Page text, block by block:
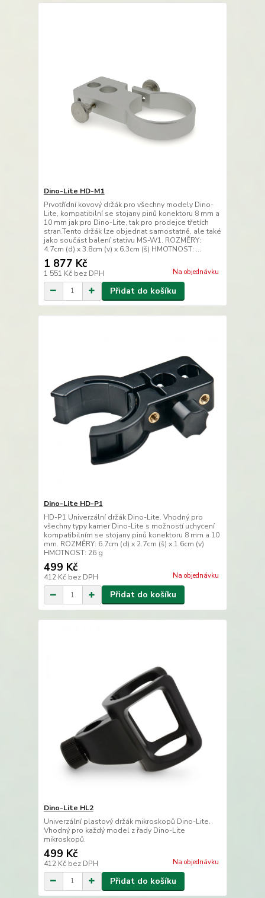
Dino-Lite HD-M1
Prvotřídní kovový držák pro všechny modely Dino-
Lite, kompatibilní se stojany pinů konektoru 8 mm a
10 mm jak pro Dino-Lite, tak pro prodejce třetích
stran.Tento držák lze objednat samostatně, ale také
jako součást balení stativu MS-W1. ROZMĚRY:
4.7cm (d) x 3.8cm (v) x 6.3cm (š) HMOTNOST: ...
1 877 Kč
1 551 Kč bez DPH Na objednávku
Přidat do košíku
Dino-Lite HD-P1
HD-P1 Univerzální držák Dino-Lite. Vhodný pro
všechny typy kamer Dino-Lite s možností uchycení
kompatibilním se stojany pinů konektoru 8 mm a 10
mm. ROZMĚRY: 6.7cm (d) x 2.7cm (š) x 1.6cm (v)
HMOTNOST: 26 g
499 Kč
412 Kč bez DPH Na objednávku
Přidat do košíku
Dino-Lite HL2
Univerzální plastový držák mikroskopů Dino-Lite.
Vhodný pro každý model z řady Dino-Lite
mikroskopů.
499 Kč
412 Kč bez DPH Na objednávku
Přidat do košíku